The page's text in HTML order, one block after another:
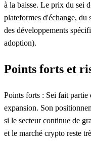
à la baisse. Le prix du sei
plateformes d'échange, du
des développements
adoption).
Points forts et
Points forts : Sei fait partie
expansion. Son
si le secteur continue de
et le marché crypto reste